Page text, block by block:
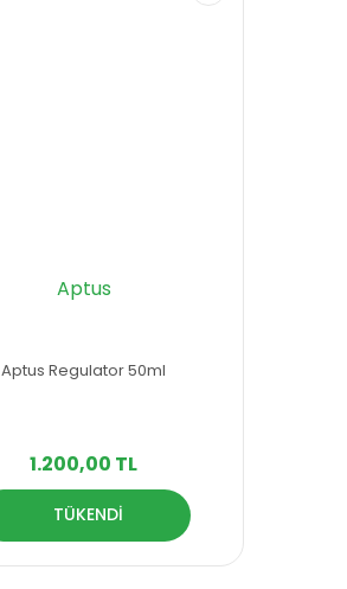
Aptus
Aptus Regulator 50ml
1.200,00 TL
TÜKENDİ